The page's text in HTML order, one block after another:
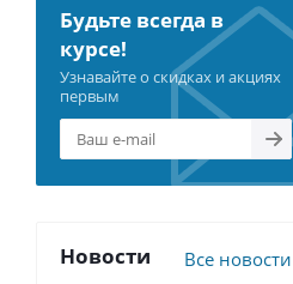
Будьте всегда в
курсе!
Узнавайте о скидках и акциях
первым
Новости Все новости